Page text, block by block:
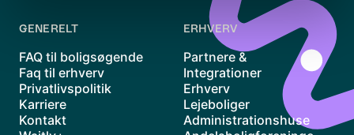
GENERELT
FAQ til boligsøgende
Faq til erhverv
Privatlivspolitik
Karriere
Kontakt
ERHVERV
Partnere &
Integrationer
Erhverv
Lejeboliger
Administrationshuse